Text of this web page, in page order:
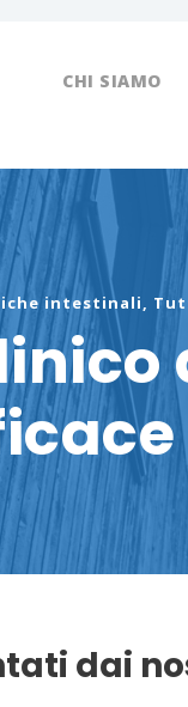
CHI SIAMO
intestinali,
dai